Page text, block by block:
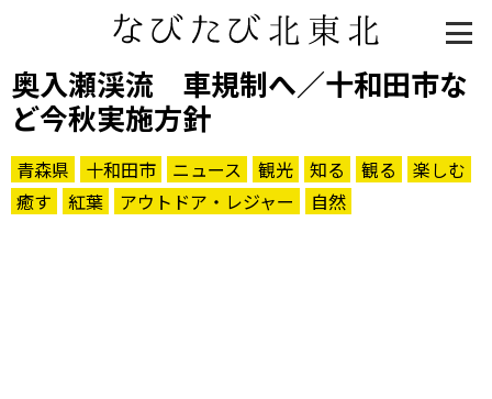
奥入瀬渓流 車規制へ／十和田市な
ど今秋実施方針
青森県 十和田市 ニュース 観光 知る 観る
楽しむ
癒す
紅葉 アウトドア・レジャー 自然